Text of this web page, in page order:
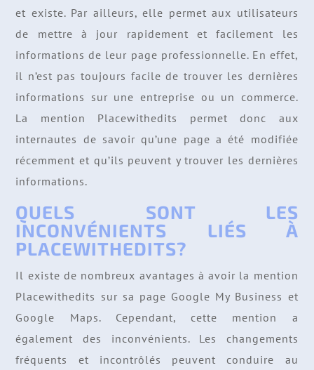
et existe. Par ailleurs, elle permet aux utilisateurs
de mettre à jour rapidement et facilement les
informations de leur page professionnelle. En effet,
il n’est pas toujours facile de trouver les dernières
informations sur une entreprise ou un commerce.
La mention Placewithedits permet donc aux
internautes de savoir qu’une page a été modifiée
récemment et qu’ils peuvent y trouver les dernières
informations.
QUELS SONT LES
INCONVÉNIENTS LIÉS À
PLACEWITHEDITS?
Il existe de nombreux avantages à avoir la mention
Placewithedits sur sa page Google My Business et
Google Maps. Cependant, cette mention a
également des inconvénients. Les changements
fréquents et incontrôlés peuvent conduire au